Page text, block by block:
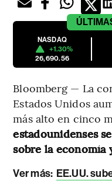
NASDAQ
+1.30%
26,690.56
Bloomberg — La
Estados Unidos
más alto en cinco
estadounidenses
sobre la economía
Ver más: EE.UU.